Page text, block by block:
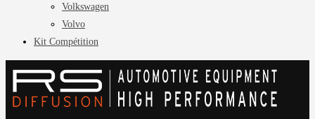
Volkswagen
Volvo
Kit Compétition